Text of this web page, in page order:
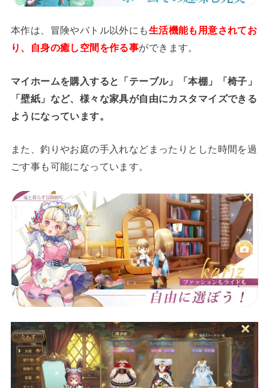
本作は、冒険やバトル以外にも生活機能も用意されてお
り、自身の癒し空間を作る事ができます。
マイホームを購入すると「テーブル」「本棚」「椅子」
「壁紙」など、様々な家具が自由にカスタマイズできる
ようになっています。
また、釣りやお庭の手入れなどまったりとした時間を過
ごす事も可能になっています。